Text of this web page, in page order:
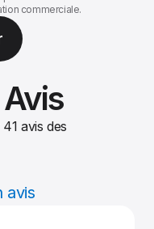
commerciale.
avis des
avis